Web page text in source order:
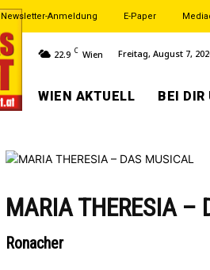
Newsletter-Anmeldung E-Paper
22.9 C Wien Freitag, August 7,
WIEN AKTUELL BEI DIR
MARIA THERESIA –
Ronacher